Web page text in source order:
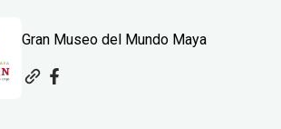
Gran Museo del Mundo Maya